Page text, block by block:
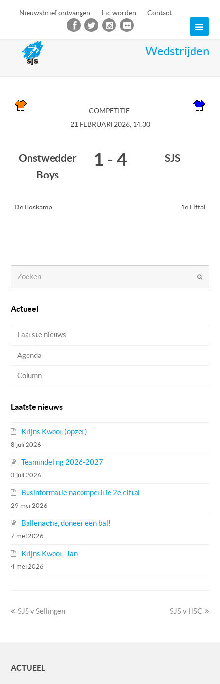
Nieuwsbrief ontvangen Lid worden Contact
Wedstrijden
COMPETITIE
21 FEBRUARI 2026, 14:30
Onstwedder
Boys
1 - 4 SJS
De Boskamp 1e Elftal
Actueel
Laatste nieuws
Agenda
Column
Laatste nieuws
Krijns Kwoot (opzet)
8 juli 2026
Teamindeling 2026-2027
3 juli 2026
Businformatie nacompetitie 2e elftal
29 mei 2026
Ballenactie, doneer een bal!
7 mei 2026
Krijns Kwoot: Jan
4 mei 2026
previous
SJS v Sellingen
next
SJS v HSC
ACTUEEL